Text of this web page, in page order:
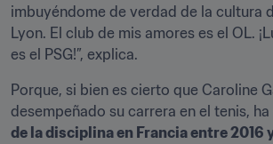
imbuyéndome de verdad de la cultura
Lyon. El club de mis amores es el OL.
es el PSG!”, explica.
Porque, si bien es cierto que Caroline
desempeñado su carrera en el tenis,
de la disciplina en Francia entre 2016